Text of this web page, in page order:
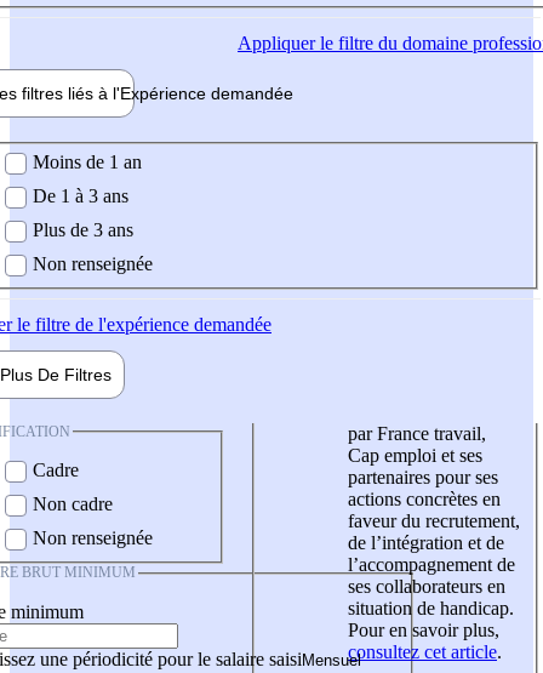
Appliquerle filtre du domaine
filtres liés à l'Expérience demandée
demandée
Moins de 1 an
De 1 à 3 ans
Plus de 3 ans
Non renseignée
le filtre de l'expérience demandée
Plus De Filtres
Cadre
Non cadre
Non renseignée
BRUT MINIMUM
minimum
une périodicité pour le salaire saisi
par France travail,
Cap emploi et ses
partenaires pour ses
actions concrètes en
faveur du recrutement,
de l’intégration et de
l’accompagnement de
ses collaborateurs en
situation de handicap.
Pour en savoir plus,
consultez cet article.